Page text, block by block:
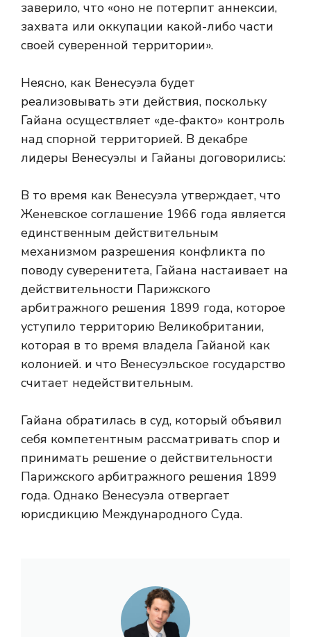
заверило, что «оно не потерпит аннексии,
захвата или оккупации какой-либо части
своей суверенной территории».
Неясно, как Венесуэла будет
реализовывать эти действия, поскольку
Гайана осуществляет «де-факто» контроль
над спорной территорией. В декабре
лидеры Венесуэлы и Гайаны договорились:
В то время как Венесуэла утверждает, что
Женевское соглашение 1966 года является
единственным действительным
механизмом разрешения конфликта по
поводу суверенитета, Гайана настаивает на
действительности Парижского
арбитражного решения 1899 года, которое
уступило территорию Великобритании,
которая в то время владела Гайаной как
колонией. и что Венесуэльское государство
считает недействительным.
Гайана обратилась в суд, который объявил
себя компетентным рассматривать спор и
принимать решение о действительности
Парижского арбитражного решения 1899
года. Однако Венесуэла отвергает
юрисдикцию Международного Суда.